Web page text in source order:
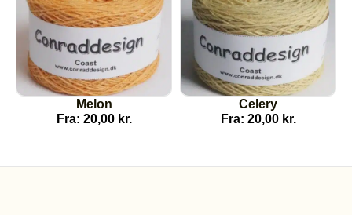
Melon
Fra: 20,00 kr.
Celery
Fra: 20,00 kr.